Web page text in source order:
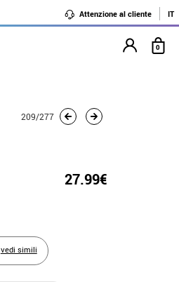
Attenzione al cliente IT
0
209/277
27.99€
vedi simili